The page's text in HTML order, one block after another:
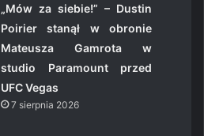
„Mów za siebie!” – Dustin
Poirier stanął w obronie
Mateusza Gamrota w
studio Paramount przed
UFC Vegas
7 sierpnia 2026